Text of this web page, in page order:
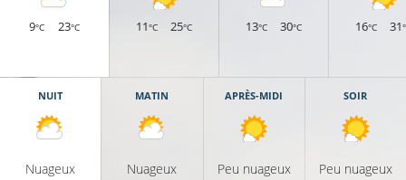
9°C 23°C 11°C 25°C 13°C 30°C 16°C 31
NUIT
Nuageux
MATIN
Nuageux
APRÈS-MIDI
Peu nuageux
SOIR
Peu nuageux
13°C